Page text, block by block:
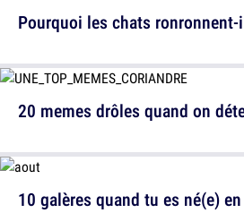
Pourquoi les chats ronronnent-
10 galères quand tu es né(e)
20 memes drôles quand on